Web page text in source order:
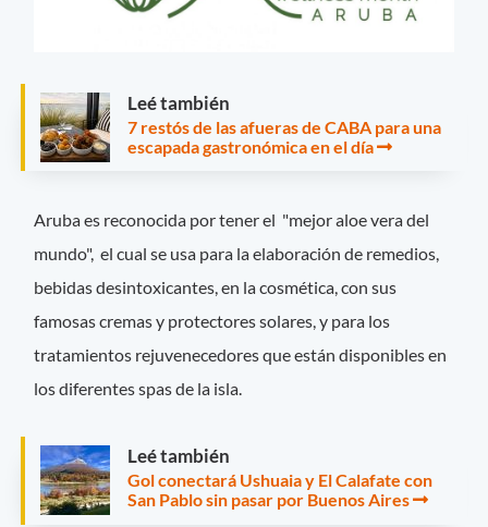
Leé también
7 restós de las afueras de CABA para una
escapada gastronómica en el día
Aruba es reconocida por tener el "mejor aloe vera del
mundo", el cual se usa para la elaboración de remedios,
bebidas desintoxicantes, en la cosmética, con sus
famosas cremas y protectores solares, y para los
tratamientos rejuvenecedores que están disponibles en
los diferentes spas de la isla.
Leé también
Gol conectará Ushuaia y El Calafate con
San Pablo sin pasar por Buenos Aires